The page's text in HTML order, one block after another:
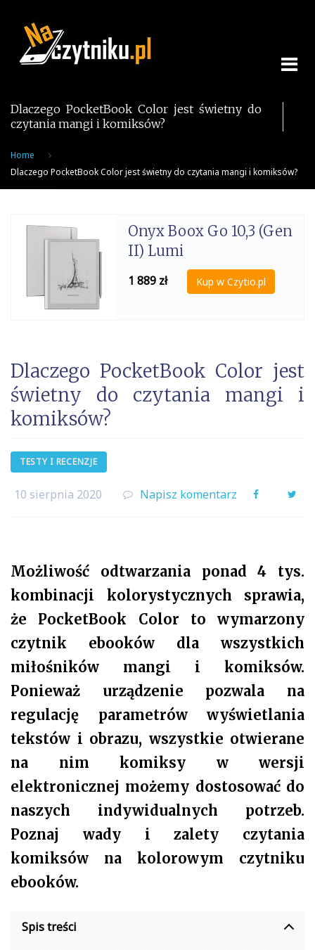
content
Dlaczego PocketBook Color jest świetny do
czytania mangi i komiksów?
Home
Dlaczego PocketBook Color jest świetny do czytania mangi i komiksów?
Onyx Boox Go 10,3 (Gen
II) Lumi
1 889 zł Kup w Czytio.pl
Dlaczego PocketBook Color jest
świetny do czytania mangi i
komiksów?
TESTY I RECENZJE
10 sierpnia 2020 Napisz komentarz Facebook
Możliwość odtwarzania ponad 4 tys.
kombinacji kolorystycznych sprawia,
że PocketBook Color to wymarzony
czytnik ebooków dla wszystkich
miłośników mangi i komiksów.
Ponieważ urządzenie pozwala na
regulację parametrów wyświetlania
tekstów i obrazu, wszystkie otwierane
na nim komiksy w wersji
elektronicznej możemy dostosować do
naszych indywidualnych potrzeb.
Poznaj wady i zalety czytania
komiksów na kolorowym czytniku
ebooków.
Spis treści